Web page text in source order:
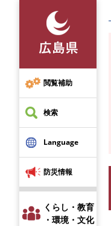
先
頭
で
す
閲覧補助
検索
Language
防災情報
くらし・教育
・環境・文化